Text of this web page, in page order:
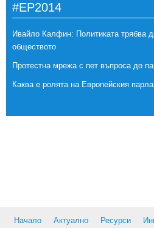
#EP2014
Ивайло Калфин: Политиката трябва
обществото
Протестна мрежа с пет въпроса до
Каква е ролята на Европейския
Начало Актуално Ресурси